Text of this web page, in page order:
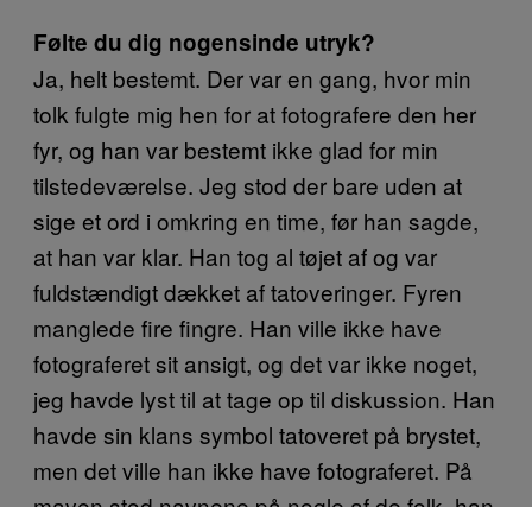
Følte du dig nogensinde utryk?
Ja, helt bestemt. Der var en gang, hvor min
tolk fulgte mig hen for at fotografere den her
fyr, og han var bestemt ikke glad for min
tilstedeværelse. Jeg stod der bare uden at
sige et ord i omkring en time, før han sagde,
at han var klar. Han tog al tøjet af og var
fuldstændigt dækket af tatoveringer. Fyren
manglede fire fingre. Han ville ikke have
fotograferet sit ansigt, og det var ikke noget,
jeg havde lyst til at tage op til diskussion. Han
havde sin klans symbol tatoveret på brystet,
men det ville han ikke have fotograferet. På